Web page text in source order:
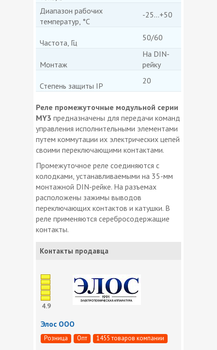
Диапазон рабочих
температур, °C
-25...+50
Частота, Гц
50/60
Монтаж
На DIN-
рейку
Степень защиты IP
20
Реле промежуточные модульной серии
МY3 предназначены для передачи команд
управления исполнительными элементами
путем коммутации их электрических цепей
своими переключающими контактами.
Промежуточное реле соединяются с
колодками, устанавливаемыми на 35-мм
монтажной DIN-рейке. На разъемах
расположены зажимы выводов
переключающих контактов и катушки. В
реле применяются серебросодержащие
контакты.
Контакты продавца
4.9
Элос ООО
Розница Опт 1455 товаров компании